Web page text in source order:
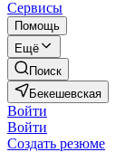
Сервисы
Помощь
Ещё
Поиск
Бекешевская
Войти
Войти
Создать резюме